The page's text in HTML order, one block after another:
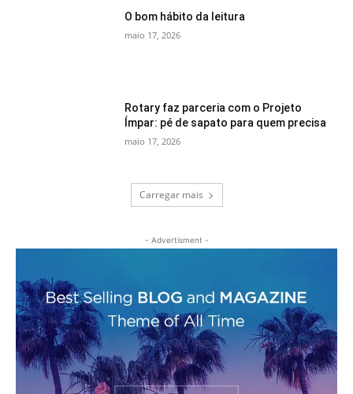
O bom hábito da leitura
maio 17, 2026
Rotary faz parceria com o Projeto
Ímpar: pé de sapato para quem precisa
maio 17, 2026
Carregar mais
- Advertisment -